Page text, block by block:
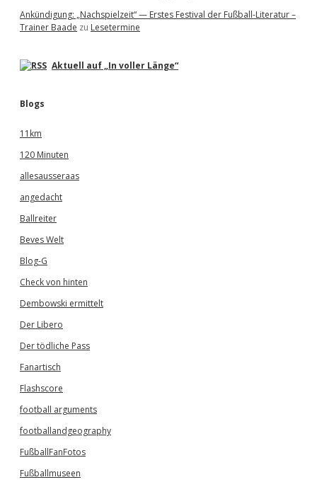
Ankündigung: „Nachspielzeit“ — Erstes Festival der Fußball-Literatur –
Trainer Baade zu Lesetermine
Aktuell auf „In voller Länge“
Blogs
11km
120 Minuten
allesausseraas
angedacht
Ballreiter
Beves Welt
Blog-G
Check von hinten
Dembowski ermittelt
Der Libero
Der tödliche Pass
Fanartisch
Flashscore
football arguments
footballandgeography
FußballFanFotos
Fußballmuseen